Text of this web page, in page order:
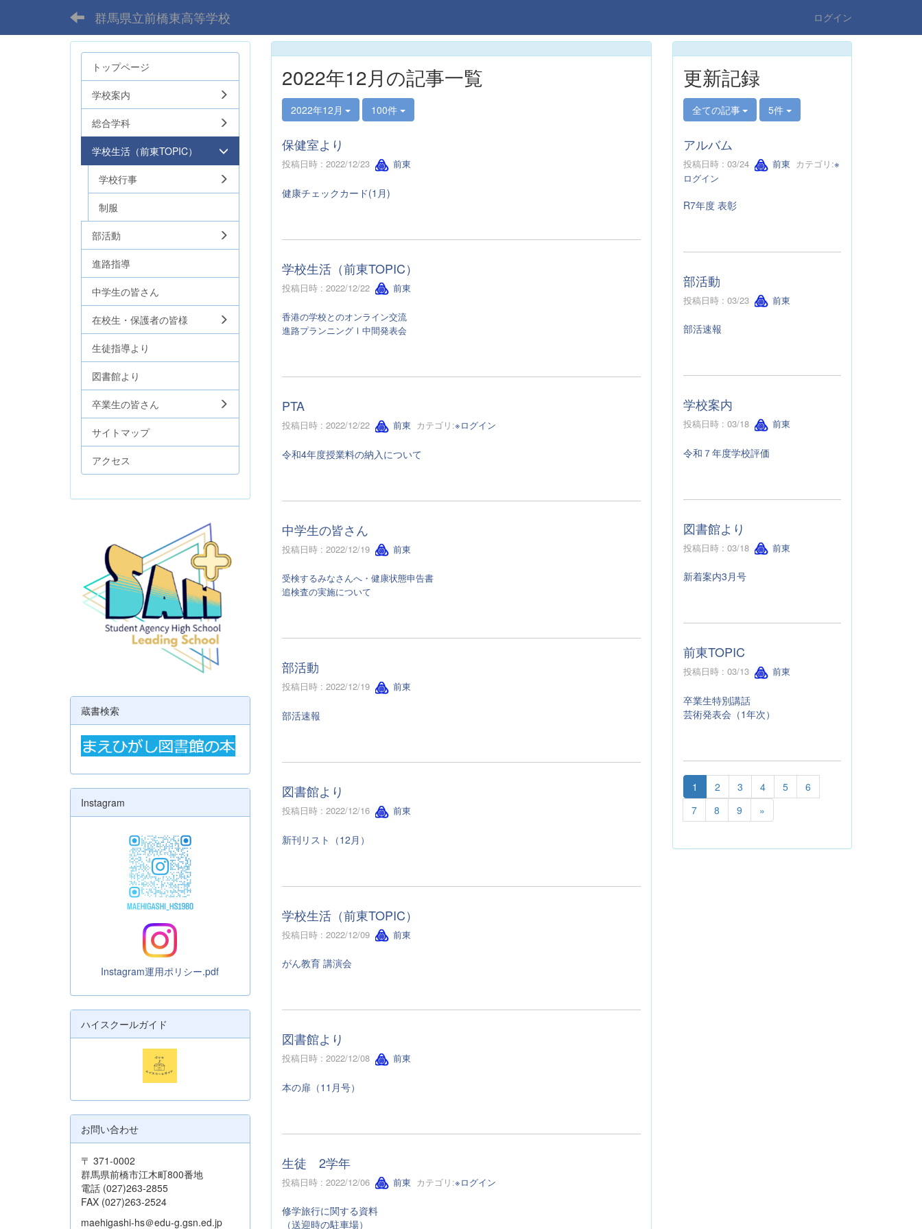
群馬県立前橋東高等学校 ログイン
2022年12月の記事一覧
2022年12月 100件
保健室より
投稿日時 : 2022/12/23 前東
健康チェックカード(1月)
学校生活（前東TOPIC）
投稿日時 : 2022/12/22 前東
香港の学校とのオンライン交流
進路プランニングⅠ中間発表会
PTA
投稿日時 : 2022/12/22 前東 カテゴリ:※ログイン
令和4年度授業料の納入について
中学生の皆さん
投稿日時 : 2022/12/19 前東
受検するみなさんへ・健康状態申告書
追検査の実施について
部活動
投稿日時 : 2022/12/19 前東
部活速報
図書館より
投稿日時 : 2022/12/16 前東
新刊リスト（12月）
学校生活（前東TOPIC）
投稿日時 : 2022/12/09 前東
がん教育 講演会
図書館より
投稿日時 : 2022/12/08 前東
本の扉（11月号）
生徒 2学年
投稿日時 : 2022/12/06 前東 カテゴリ:※ログイン
修学旅行に関する資料
（送迎時の駐車場）
トップページ
学校案内
総合学科
学校生活（前東TOPIC）
学校行事
制服
部活動
進路指導
中学生の皆さん
在校生・保護者の皆様
生徒指導より
図書館より
卒業生の皆さん
サイトマップ
アクセス
蔵書検索
Instagram
Instagram運用ポリシー.pdf
ハイスクールガイド
お問い合わせ
〒 371-0002
群馬県前橋市江木町800番地
電話 (027)263-2855
FAX (027)263-2524
maehigashi-hs＠edu-g.gsn.ed.jp
更新記録
全ての記事 5件
アルバム
投稿日時 : 03/24 前東 カテゴリ:※
ログイン
R7年度 表彰
部活動
投稿日時 : 03/23 前東
部活速報
学校案内
投稿日時 : 03/18 前東
令和７年度学校評価
図書館より
投稿日時 : 03/18 前東
新着案内3月号
前東TOPIC
投稿日時 : 03/13 前東
卒業生特別講話
芸術発表会（1年次）
1 2 3 4 5
6
7
8 9 »